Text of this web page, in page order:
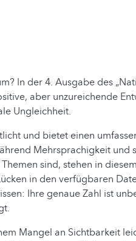
In der 4. Ausgabe des
aber unzureichende
Ungleichheit.
und bietet einen
Mehrsprachigkeit und
sind, stehen in
in den verfügbaren
Ihre genaue Zahl ist
Mangel an Sichtbarkeit